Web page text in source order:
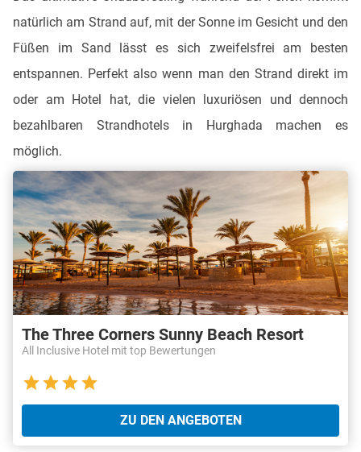
natürlich am Strand auf, mit der Sonne im Gesicht und den
Füßen im Sand lässt es sich zweifelsfrei am besten
entspannen. Perfekt also wenn man den Strand direkt im
oder am Hotel hat, die vielen luxuriösen und dennoch
bezahlbaren Strandhotels in Hurghada machen es
möglich.
The Three Corners Sunny Beach Resort
All Inclusive Hotel mit top Bewertungen
ZU DEN ANGEBOTEN